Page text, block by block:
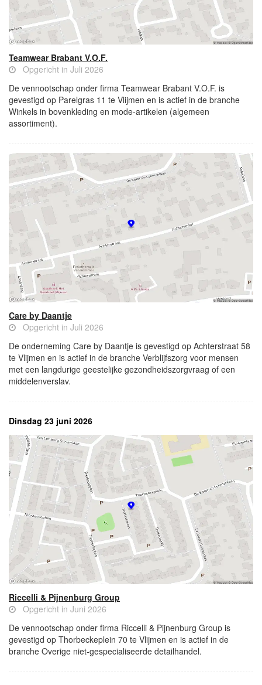
Teamwear Brabant V.O.F.
Opgericht in Juli 2026
De vennootschap onder firma Teamwear Brabant V.O.F. is
gevestigd op Parelgras 11 te Vlijmen en is actief in de branche
Winkels in bovenkleding en mode-artikelen (algemeen
assortiment).
Care by Daantje
Opgericht in Juli 2026
De onderneming Care by Daantje is gevestigd op Achterstraat 58
te Vlijmen en is actief in de branche Verblijfszorg voor mensen
met een langdurige geestelijke gezondheidszorgvraag of een
middelenverslav.
Dinsdag 23 juni 2026
Riccelli & Pijnenburg Group
Opgericht in Juni 2026
De vennootschap onder firma Riccelli & Pijnenburg Group is
gevestigd op Thorbeckeplein 70 te Vlijmen en is actief in de
branche Overige niet-gespecialiseerde detailhandel.